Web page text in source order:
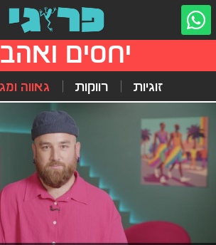
יחסים
זוגיות רווקות גאווה